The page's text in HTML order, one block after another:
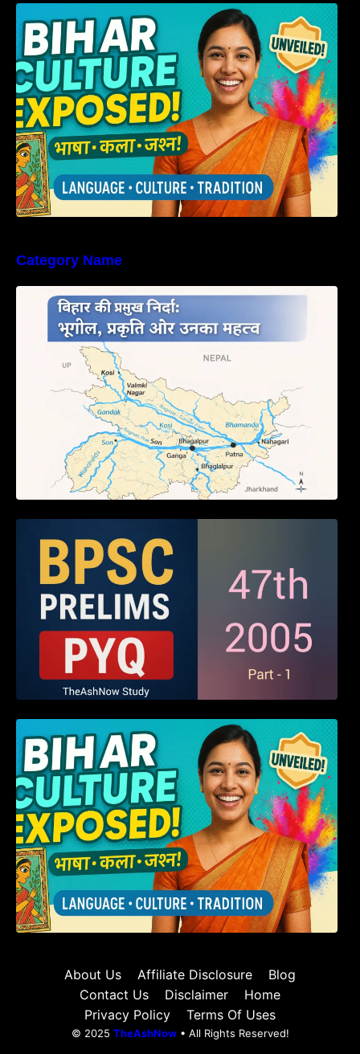
हम बिहारवासी: भाषाओं व संस्कृतियों की धरोहर “हमारा
बिहार”
Category Name
बिहार की नदियों का विस्तृत अध्ययन | Geography of
Rivers in Bihar
Answers (Part – 01)
हम बिहारवासी: भाषाओं व संस्कृतियों की धरोहर “हमारा
बिहार”
About Us Affiliate Disclosure
Blog
Contact Us
Disclaimer
Home
Privacy Policy
Terms Of Uses
© 2025 TheAshNow• All Rights Reserved!